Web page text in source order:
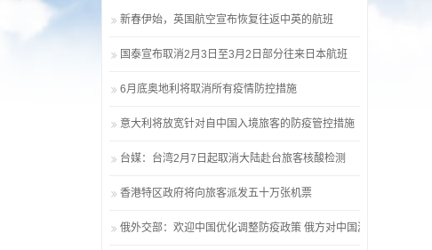
新春伊始，英国航空宣布恢复往返中英的航班
国泰宣布取消2月3日至3月2日部分往来日本航班
6月底奥地利将取消所有疫情防控措施
意大利将放宽针对自中国入境旅客的防疫管控措施
台媒：台湾2月7日起取消大陆赴台旅客核酸检测
香港特区政府将向旅客派发五十万张机票
俄外交部：欢迎中国优化调整防疫政策 俄方对中国游客无障碍